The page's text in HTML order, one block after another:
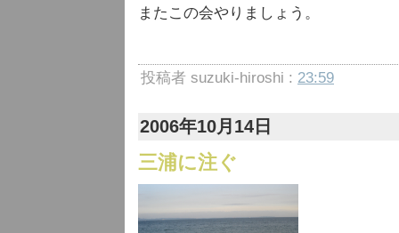
またこの会やりましょう。
投稿者 suzuki-hiroshi : 23:59
2006年10月14日
三浦に注ぐ